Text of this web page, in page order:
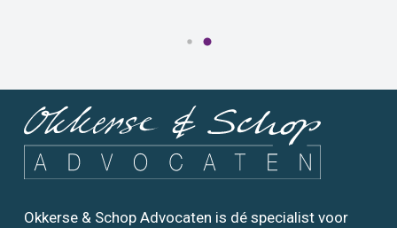
Okkerse & Schop Advocaten is dé specialist voor